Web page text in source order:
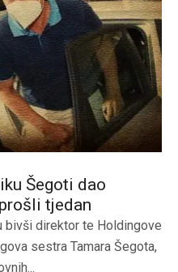
Šegoti dao
tjedan
bivši direktor te Holdingove
sestra Tamara Šegota,